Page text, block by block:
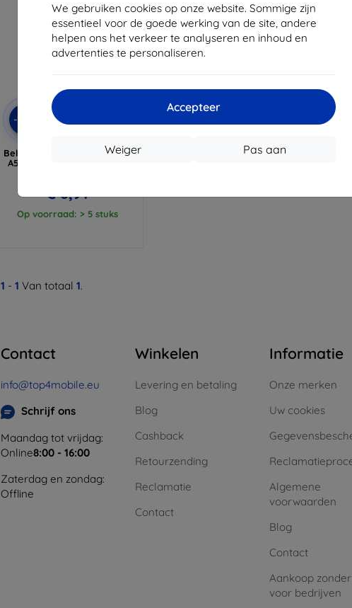
We gebruiken cookies op onze website. Sommige zijn
essentieel voor de goede werking van de site, andere
helpen ons het verkeer te analyseren en inhoud en
advertenties te personaliseren.
Accepteer
Pas aan
Weiger
-10%
Korting
met
Beline Case Candy Samsung
A50 transparant A30s A307
€ 8,91
Op voorraad: > 5 stuks
1 - 1 Van totaal 1.
Contact
info@top4mobile.eu
Schrijf ons
Maandag tot vrijdag:
Online8:00 - 16:00
Zaterdag en zondag:
Offline
Winkelen
Levering en betaling
Blog
Cashback
Retourzending
Reclamatie
Contact
Informatie
Onze merken
Uw cookies
Algemene
voorwaarden
Blog
Contact
Aankoop
voor bedrijven